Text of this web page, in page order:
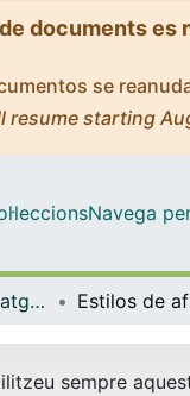
documents
se
starting
Navega
Màster Oficial - Lideratge i Gestió dels Serveis d'Infermeria
sempre